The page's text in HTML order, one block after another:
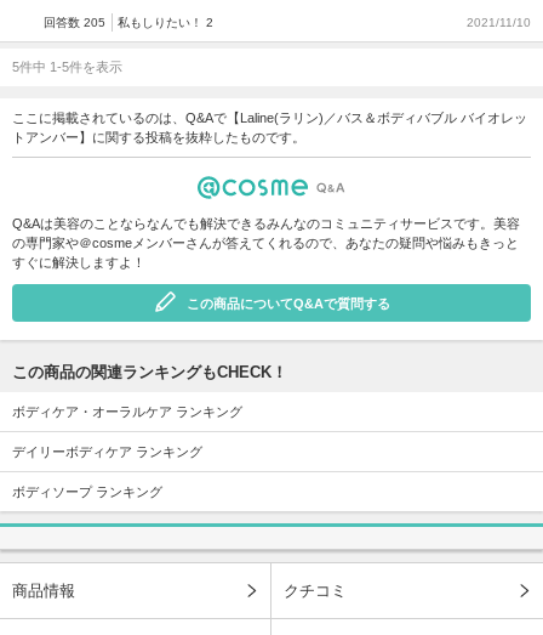
回答数 205 私もしりたい！ 2 2021/11/10
5件中 1-5件を表示
ここに掲載されているのは、Q&Aで【Laline(ラリン)／バス＆ボディバブル バイオレッ
トアンバー】に関する投稿を抜粋したものです。
Q&Aは美容のことならなんでも解決できるみんなのコミュニティサービスです。美容
の専門家や＠cosmeメンバーさんが答えてくれるので、あなたの疑問や悩みもきっと
すぐに解決しますよ！
この商品についてQ&Aで質問する
この商品の関連ランキングもCHECK！
ボディケア・オーラルケア ランキング
デイリーボディケア ランキング
ボディソープ ランキング
商品情報 クチコミ